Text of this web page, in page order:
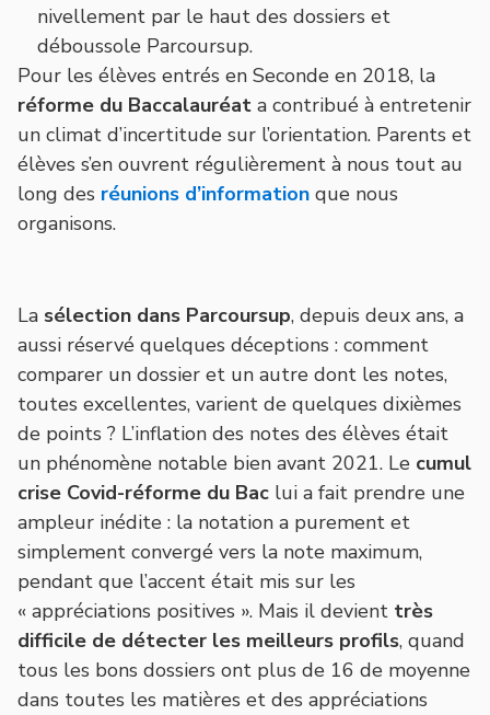
nivellement par le haut des dossiers et
déboussole Parcoursup.
Pour les élèves entrés en Seconde en 2018, la
réforme du Baccalauréat a contribué à entretenir
un climat d’incertitude sur l’orientation. Parents et
élèves s’en ouvrent régulièrement à nous tout au
long des réunions d’information que nous
organisons.
La sélection dans Parcoursup, depuis deux ans, a
aussi réservé quelques déceptions : comment
comparer un dossier et un autre dont les notes,
toutes excellentes, varient de quelques dixièmes
de points ? L’inflation des notes des élèves était
un phénomène notable bien avant 2021. Le cumul
crise Covid-réforme du Bac lui a fait prendre une
ampleur inédite : la notation a purement et
simplement convergé vers la note maximum,
pendant que l’accent était mis sur les
« appréciations positives ». Mais il devient très
difficile de détecter les meilleurs profils, quand
tous les bons dossiers ont plus de 16 de moyenne
dans toutes les matières et des appréciations